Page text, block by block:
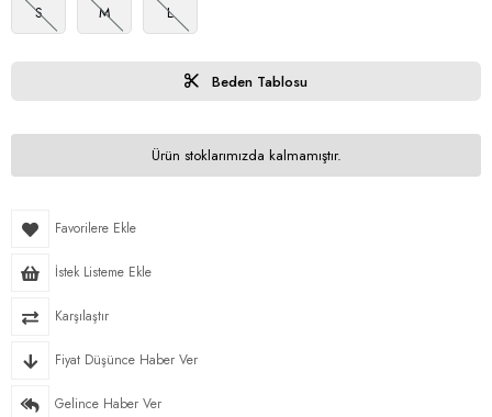
S M L
Beden Tablosu
Ürün stoklarımızda kalmamıştır.
Favorilere Ekle
İstek Listeme Ekle
Karşılaştır
Fiyat Düşünce Haber Ver
Gelince Haber Ver